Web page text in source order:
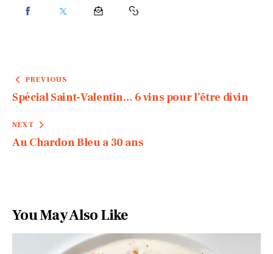
PREVIOUS
Spécial Saint-Valentin… 6 vins pour l’être divin
NEXT
Au Chardon Bleu a 30 ans
You May Also Like